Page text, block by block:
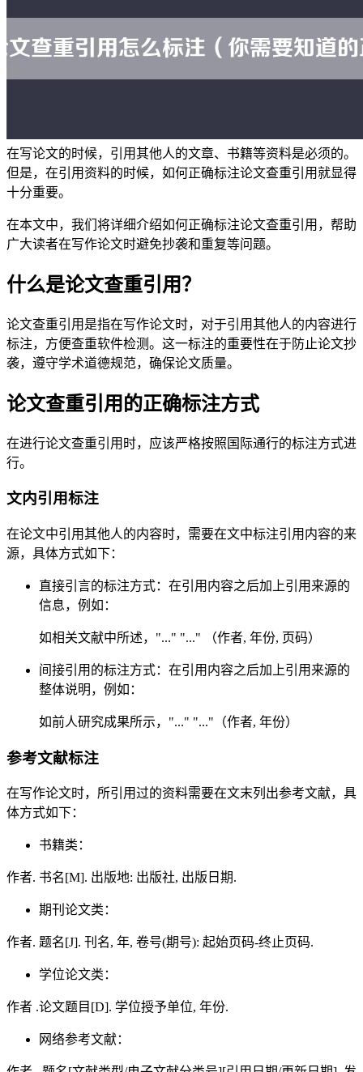
在写论文的时候，引用其他人的文章、书籍等资料是必须的。
但是，在引用资料的时候，如何正确标注论文查重引用就显得
十分重要。
在本文中，我们将详细介绍如何正确标注论文查重引用，帮助
广大读者在写作论文时避免抄袭和重复等问题。
什么是论文查重引用？
论文查重引用是指在写作论文时，对于引用其他人的内容进行
标注，方便查重软件检测。这一标注的重要性在于防止论文抄
袭，遵守学术道德规范，确保论文质量。
论文查重引用的正确标注方式
在进行论文查重引用时，应该严格按照国际通行的标注方式进
行。
文内引用标注
在论文中引用其他人的内容时，需要在文中标注引用内容的来
源，具体方式如下：
直接引言的标注方式：在引用内容之后加上引用来源的
信息，例如：
如相关文献中所述，"..." "..." （作者, 年份, 页码）
间接引用的标注方式：在引用内容之后加上引用来源的
整体说明，例如：
如前人研究成果所示，"..." "..."（作者, 年份）
参考文献标注
在写作论文时，所引用过的资料需要在文末列出参考文献，具
体方式如下：
书籍类：
作者. 书名[M]. 出版地: 出版社, 出版日期.
期刊论文类：
作者. 题名[J]. 刊名, 年, 卷号(期号): 起始页码-终止页码.
学位论文类：
作者 .论文题目[D]. 学位授予单位, 年份.
网络参考文献：